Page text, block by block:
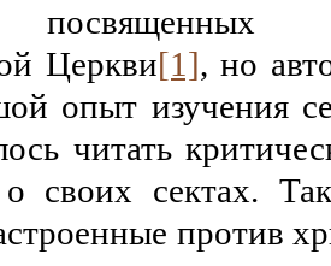
посвященных
Церкви[1], но
опыт изучения
читать
о своих сектах.
против